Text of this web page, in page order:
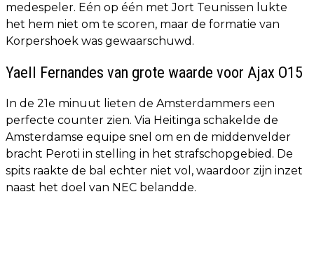
medespeler. Eén op één met Jort Teunissen lukte
het hem niet om te scoren, maar de formatie van
Korpershoek was gewaarschuwd.
Yaell Fernandes van grote waarde voor Ajax O15
In de 21e minuut lieten de Amsterdammers een
perfecte counter zien. Via Heitinga schakelde de
Amsterdamse equipe snel om en de middenvelder
bracht Peroti in stelling in het strafschopgebied. De
spits raakte de bal echter niet vol, waardoor zijn inzet
naast het doel van NEC belandde.